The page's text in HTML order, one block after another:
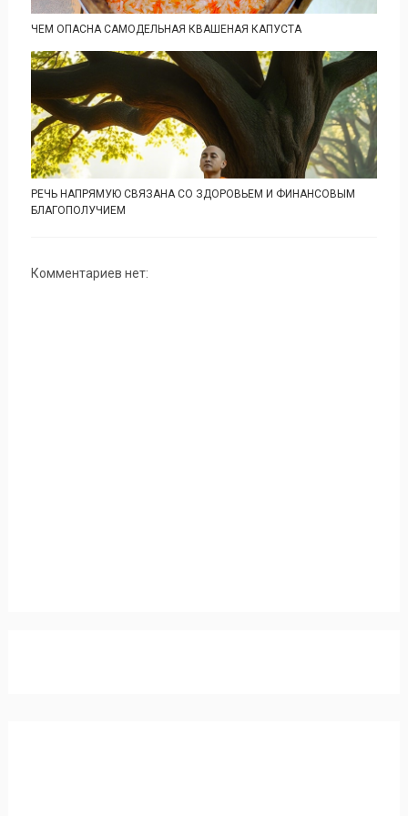
ЧЕМ ОПАСНА САМОДЕЛЬНАЯ КВАШЕНАЯ КАПУСТА
РЕЧЬ НАПРЯМУЮ СВЯЗАНА СО ЗДОРОВЬЕМ И ФИНАНСОВЫМ
БЛАГОПОЛУЧИЕМ
Комментариев нет: